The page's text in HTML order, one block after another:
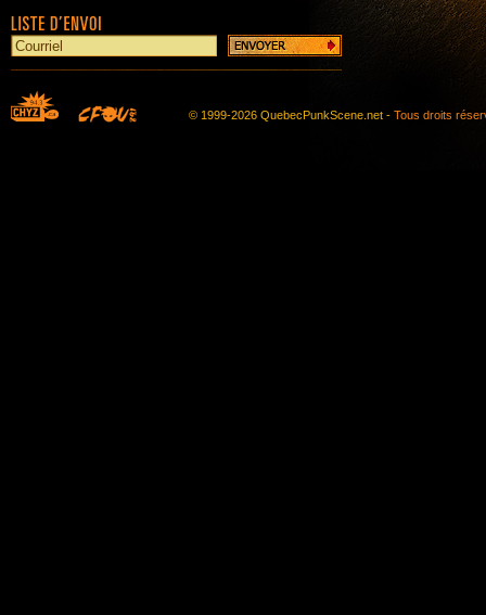
© 1999-2026 QuebecPunkScene.net - Tous droits